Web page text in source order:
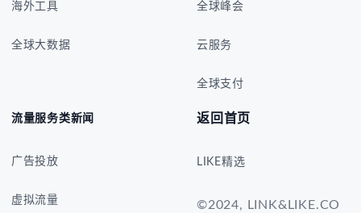
海外工具
全球大数据
全球峰会
云服务
全球支付
流量服务类新闻
广告投放
虚拟流量
返回首页
LIKE精选
©2024, LINK&LIKE.CO